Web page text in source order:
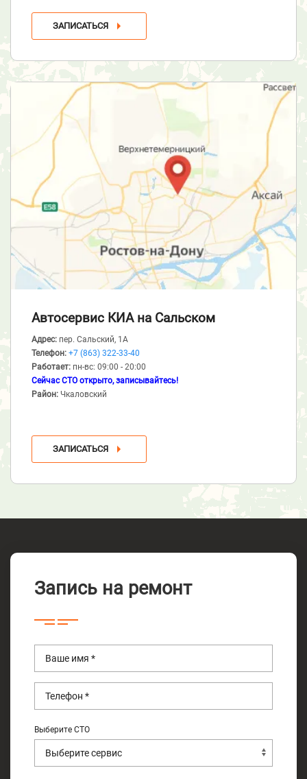
ЗАПИСАТЬСЯ
Автосервис КИА на Сальском
Адрес: пер. Сальский, 1А
Телефон: +7 (863) 322-33-40
Работает: пн-вс: 09:00 - 20:00
Сейчас СТО открыто, записывайтесь!
Район: Чкаловский
ЗАПИСАТЬСЯ
Запись на ремонт
Выберите СТО